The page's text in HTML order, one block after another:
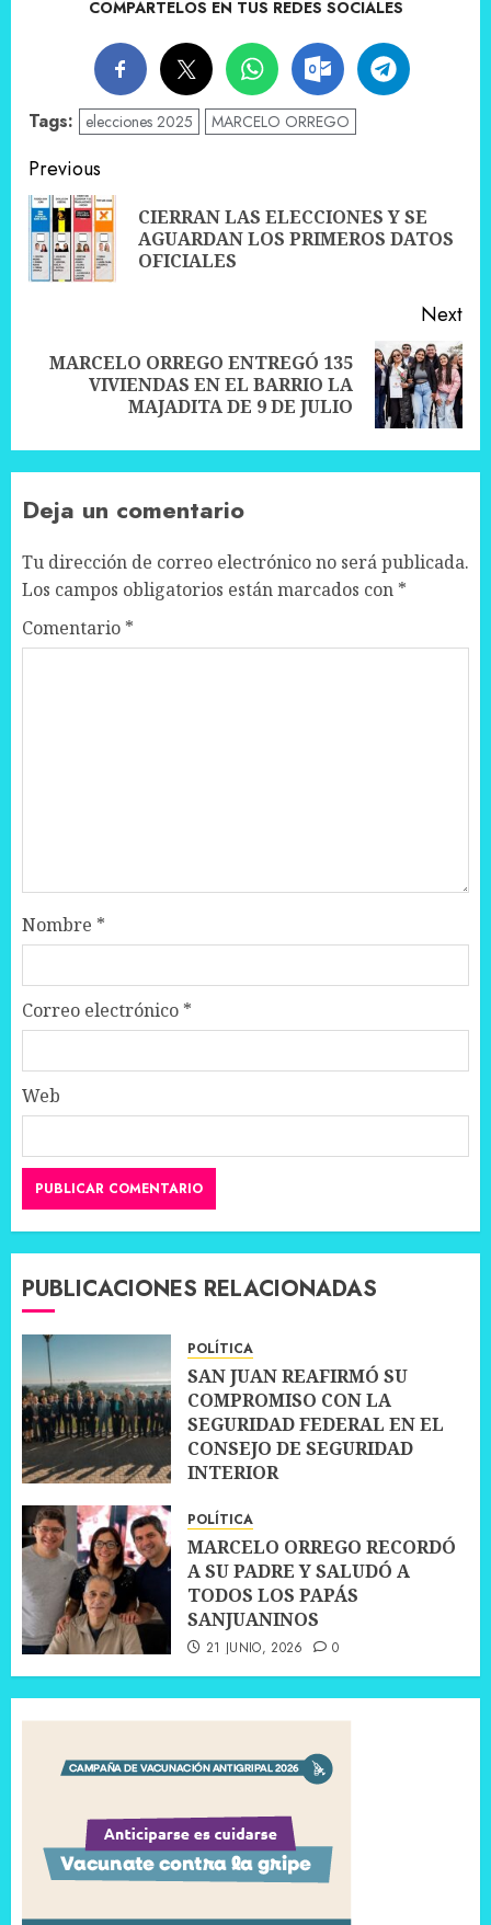
COMPÁRTELOS EN TUS REDES SOCIALES
Tags: elecciones 2025 MARCELO ORREGO
Post
navigation
Previous
CIERRAN LAS ELECCIONES Y SE
AGUARDAN LOS PRIMEROS DATOS
OFICIALES
Next
Next
MARCELO ORREGO ENTREGÓ 135
VIVIENDAS EN EL BARRIO LA
MAJADITA DE 9 DE JULIO
Deja un comentario
Tu dirección de correo electrónico no será publicada.
Los campos obligatorios están marcados con *
Comentario *
Nombre *
Correo electrónico *
Web
PUBLICACIONES RELACIONADAS
POLÍTICA
SAN JUAN REAFIRMÓ SU
COMPROMISO CON LA
SEGURIDAD FEDERAL EN EL
CONSEJO DE SEGURIDAD
INTERIOR
POLÍTICA
MARCELO ORREGO RECORDÓ
A SU PADRE Y SALUDÓ A
TODOS LOS PAPÁS
SANJUANINOS
21 JUNIO, 2026 0